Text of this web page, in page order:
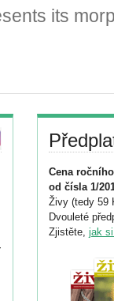
its
Cena
od čísla 1/
Živy (tedy 59
Dvouleté
Zjistěte, jak